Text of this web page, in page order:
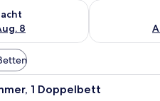
8
für heute Nacht, Aug. 7
Überprüfe
Schreibtisch, Bügeleisen/
1 Doppelbett